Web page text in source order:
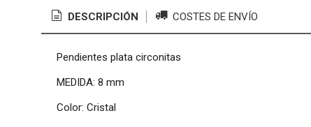
DESCRIPCIÓN COSTES DE ENVÍO
Pendientes plata circonitas
MEDIDA: 8 mm
Color: Cristal